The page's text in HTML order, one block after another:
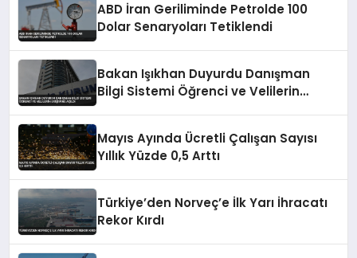
ABD İran Geriliminde Petrolde 100
Dolar Senaryoları Tetiklendi
Bakan Işıkhan Duyurdu Danışman
Bilgi Sistemi Öğrenci ve Velilerin
Mayıs Ayında Ücretli Çalışan Sayısı
Yıllık Yüzde 0,5 Arttı
Türkiye’den Norveç’e İlk Yarı İhracatı
Rekor Kırdı